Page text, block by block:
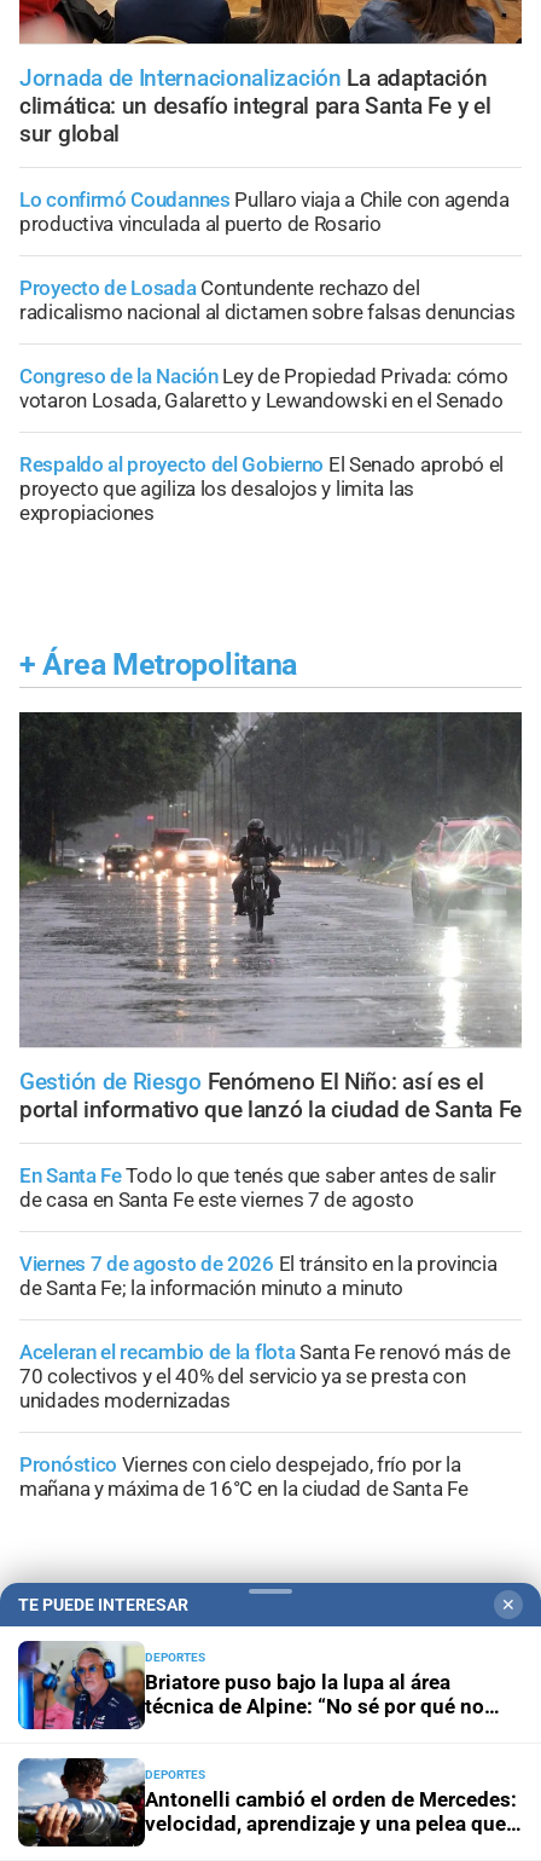
Jornada de Internacionalización La adaptación
climática: un desafío integral para Santa Fe y el
sur global
Lo confirmó Coudannes Pullaro viaja a Chile con agenda
productiva vinculada al puerto de Rosario
Proyecto de Losada Contundente rechazo del
radicalismo nacional al dictamen sobre falsas denuncias
Congreso de la Nación Ley de Propiedad Privada: cómo
votaron Losada, Galaretto y Lewandowski en el Senado
Respaldo al proyecto del Gobierno El Senado aprobó el
proyecto que agiliza los desalojos y limita las
expropiaciones
+ Área Metropolitana
Gestión de Riesgo Fenómeno El Niño: así es el
portal informativo que lanzó la ciudad de Santa Fe
En Santa FeTodo lo que tenés que saber antes de salir
de casa en Santa Fe este viernes 7 de agosto
Viernes 7 de agosto de 2026 El tránsito en la provincia
de Santa Fe; la información minuto a minuto
Aceleran el recambio de la flotaSanta Fe renovó más de
70 colectivos y el 40% del servicio ya se presta con
unidades modernizadas
Pronóstico Viernes con cielo despejado, frío por la
mañana y máxima de 16°C en la ciudad de Santa Fe
+Sucesos
TE PUEDE INTERESAR ✕
DEPORTES
Briatore puso bajo la lupa al área
técnica de Alpine: “No sé por qué no
DEPORTES
Antonelli cambió el orden de Mercedes:
velocidad, aprendizaje y una pelea que